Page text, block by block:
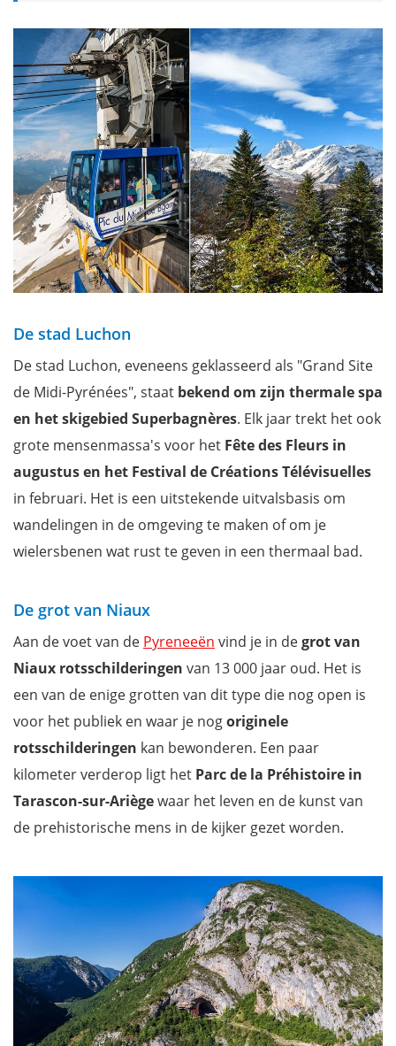
De stad Luchon
De stad Luchon, eveneens geklasseerd als "Grand Site
de Midi-Pyrénées", staat bekend om zijn thermale spa
en het skigebied Superbagnères. Elk jaar trekt het ook
grote mensenmassa's voor het Fête des Fleurs in
augustusen het Festival de Créations Télévisuelles
in februari. Het is een uitstekende uitvalsbasis om
wandelingen in de omgeving te maken of om je
wielersbenen wat rust te geven in een thermaal bad.
De grot van Niaux
Aan de voet van de Pyreneeën vind je in degrot van
Niaux rotsschilderingen van 13 000 jaar oud. Het is
een van de enige grotten van dit type die nog open is
voor het publiek en waar je nogoriginele
rotsschilderingen kan bewonderen. Een paar
kilometer verderop ligt het Parc de la Préhistoire in
Tarascon-sur-Ariègewaar het leven en de kunst van
de prehistorische mens in de kijker gezet worden.